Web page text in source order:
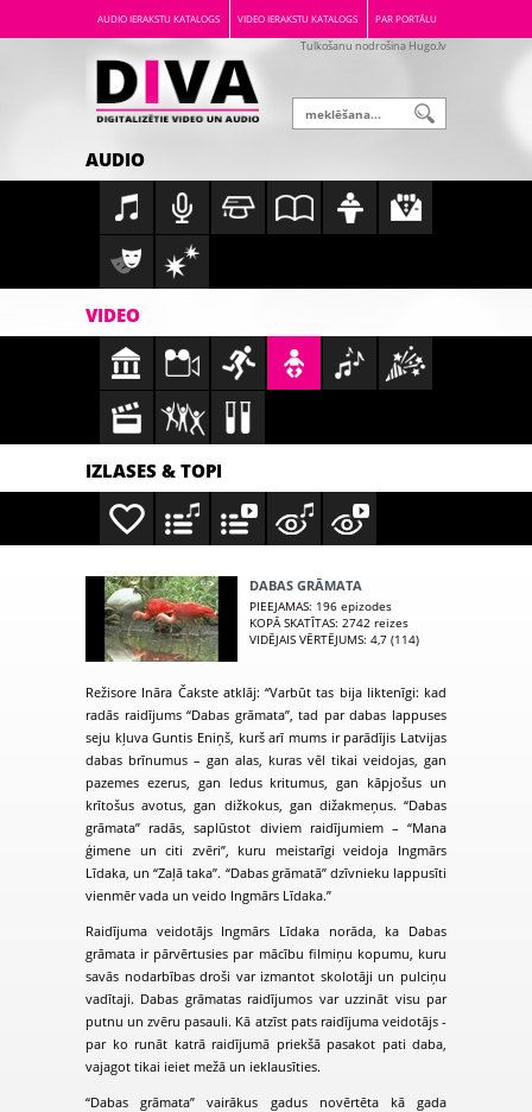
AUDIO IERAKSTU KATALOGS VIDEO IERAKSTU KATALOGS PAR PORTĀLU
Tulkošanu nodrošina Hugo.lv
AUDIO
VIDEO
IZLASES & TOPI
DABAS GRĀMATA
PIEEJAMAS: 196 epizodes
KOPĀ SKATĪTAS: 2742 reizes
VIDĒJAIS VĒRTĒJUMS: 4,7 (114)
Režisore Ināra Čakste atklāj: “Varbūt tas bija liktenīgi: kad
radās raidījums “Dabas grāmata”, tad par dabas lappuses
seju kļuva Guntis Eniņš, kurš arī mums ir parādījis Latvijas
dabas brīnumus – gan alas, kuras vēl tikai veidojas, gan
pazemes ezerus, gan ledus kritumus, gan kāpjošus un
krītošus avotus, gan dižkokus, gan dižakmeņus. “Dabas
grāmata” radās, saplūstot diviem raidījumiem – “Mana
ģimene un citi zvēri”, kuru meistarīgi veidoja Ingmārs
Līdaka, un “Zaļā taka”. “Dabas grāmatā” dzīvnieku lappusīti
vienmēr vada un veido Ingmārs Līdaka.”
Raidījuma veidotājs Ingmārs Līdaka norāda, ka Dabas
grāmata ir pārvērtusies par mācību filmiņu kopumu, kuru
savās nodarbības droši var izmantot skolotāji un pulciņu
vadītaji. Dabas grāmatas raidījumos var uzzināt visu par
putnu un zvēru pasauli. Kā atzīst pats raidījuma veidotājs -
par ko runāt katrā raidījumā priekšā pasakot pati daba,
vajagot tikai ieiet mežā un ieklausīties.
“Dabas grāmata” vairākus gadus novērtēta kā gada